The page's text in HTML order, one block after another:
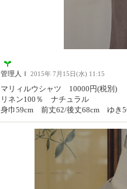
管理人Ｉ 2015年 7月15日(水) 11:15
マリィルウシャツ 10000円(税別)
リネン100％ ナチュラル
身巾59cm 前丈62/後丈68cm ゆき